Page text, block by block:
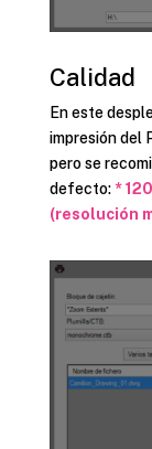
Calidad
En este
impresión del
pero se
defecto:*
(resolución